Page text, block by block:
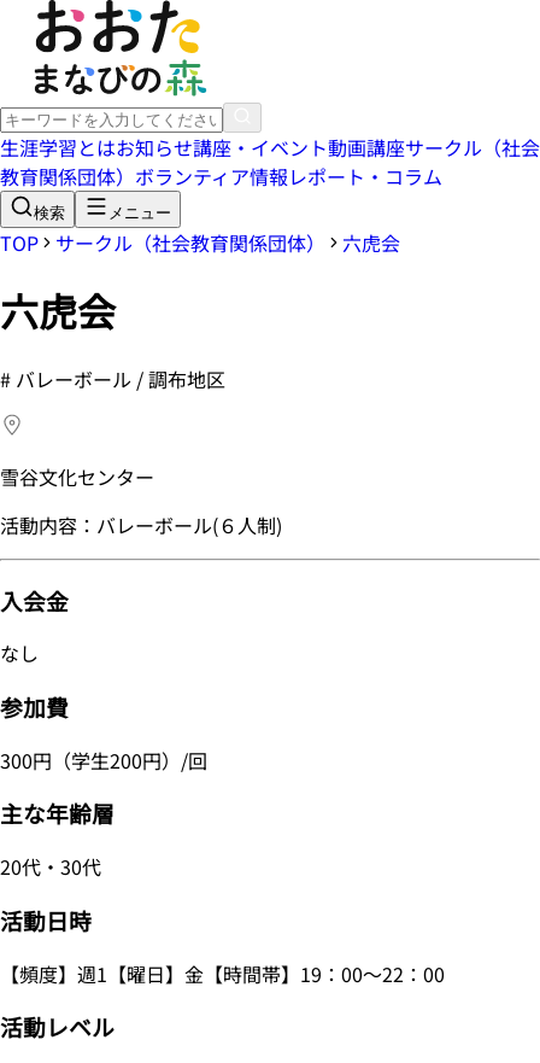
生涯学習とはお知らせ講座・イベント動画講座サークル（社会
教育関係団体） ボランティア情報レポート・コラム
検索 メニュー
TOP サークル（社会教育関係団体） 六虎会
六虎会
# バレーボール / 調布地区
雪谷文化センター
活動内容：バレーボール(６人制)
入会金
なし
参加費
300円（学生200円）/回
主な年齢層
20代・30代
活動日時
【頻度】週1【曜日】金【時間帯】19：00～22：00
活動レベル